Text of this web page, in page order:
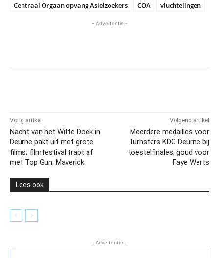
Centraal Orgaan opvang Asielzoekers
COA vluchtelingen
- Advertentie -
Vorig artikel
Nacht van het Witte Doek in
Deurne pakt uit met grote
films; filmfestival trapt af
met Top Gun: Maverick
Volgend artikel
Meerdere medailles voor
turnsters KDO Deurne bij
toestelfinales; goud voor
Faye Werts
Lees ook
- Advertentie -